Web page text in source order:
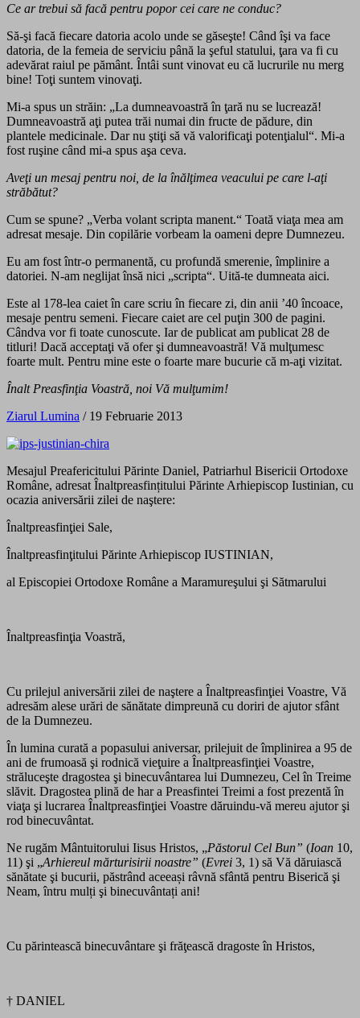
Ce ar trebui să facă pentru popor cei care ne conduc?
Să-şi facă fiecare datoria acolo unde se găseşte! Când îşi va face
datoria, de la femeia de serviciu până la şeful statului, ţara va fi cu
adevărat raiul pe pământ. Întâi sunt vinovat eu că lucrurile nu merg
bine! Toţi suntem vinovaţi.
Mi-a spus un străin: „La dumneavoastră în ţară nu se lucrează!
Dumneavoastră aţi putea trăi numai din fructe de pădure, din
plantele medicinale. Dar nu ştiţi să vă valorificaţi potenţialul“. Mi-a
fost ruşine când mi-a spus aşa ceva.
Aveţi un mesaj pentru noi, de la înălţimea veacului pe care l-aţi
străbătut?
Cum se spune? „Verba volant scripta manent.“ Toată viaţa mea am
adresat mesaje. Din copilărie vorbeam la oameni depre Dumnezeu.
Eu am fost într-o permanentă, cu profundă smerenie, împlinire a
datoriei. N-am neglijat însă nici „scripta“. Uită-te dumneata aici.
Este al 178-lea caiet în care scriu în fiecare zi, din anii ’40 încoace,
mesaje pentru semeni. Fiecare caiet are cel puţin 300 de pagini.
Cândva vor fi toate cunoscute. Iar de publicat am publicat 28 de
titluri! Dacă acceptaţi vă ofer şi dumneavoastră! Vă mulţumesc
foarte mult. Pentru mine este o foarte mare bucurie că m-aţi vizitat.
Înalt Preasfinţia Voastră, noi Vă mulţumim!
Ziarul Lumina / 19 Februarie 2013
Mesajul Preafericitului Părinte Daniel, Patriarhul Bisericii Ortodoxe
Române, adresat Înaltpreasfințitului Părinte Arhiepiscop Iustinian, cu
ocazia aniversării zilei de naştere:
Înaltpreasfinţiei Sale,
Înaltpreasfinţitului Părinte Arhiepiscop IUSTINIAN,
al Episcopiei Ortodoxe Române a Maramureşului şi Sătmarului
Înaltpreasfinţia Voastră,
Cu prilejul aniversării zilei de naştere a Înaltpreasfinţiei Voastre, Vă
adresăm alese urări de sănătate dimpreună cu doriri de ajutor sfânt
de la Dumnezeu.
În lumina curată a popasului aniversar, prilejuit de împlinirea a 95 de
ani de frumoasă şi rodnică vieţuire a Înaltpreasfinţiei Voastre,
străluceşte dragostea şi binecuvântarea lui Dumnezeu, Cel în Treime
slăvit. Dragostea plină de har a Preasfintei Treimi a fost prezentă în
viaţa şi lucrarea Înaltpreasfinţiei Voastre dăruindu-vă mereu ajutor şi
rod binecuvântat.
Ne rugăm Mântuitorului Iisus Hristos, „Păstorul Cel Bun” (Ioan 10,
11) şi „Arhiereul mărturisirii noastre” (Evrei 3, 1) să Vă dăruiască
sănătate şi bucurii, păstrând aceeași râvnă sfântă pentru Biserică şi
Neam, întru mulți şi binecuvântați ani!
Cu părintească binecuvântare şi frăţească dragoste în Hristos,
† DANIEL